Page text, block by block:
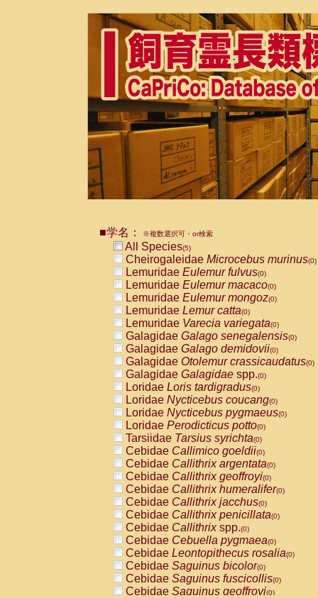
■学名： ※複数選択可・or検索
All Species(5)
Cheirogaleidae Microcebus murinus(0)
Lemuridae Eulemur fulvus(0)
Lemuridae Eulemur macaco(0)
Lemuridae Eulemur mongoz(0)
Lemuridae Lemur catta(0)
Lemuridae Varecia variegata(0)
Galagidae Galago senegalensis(0)
Galagidae Galago demidovii(0)
Galagidae Otolemur crassicaudatus(0)
Galagidae Galagidae spp.(0)
Loridae Loris tardigradus(0)
Loridae Nycticebus coucang(0)
Loridae Nycticebus pygmaeus(0)
Loridae Perodicticus potto(0)
Tarsiidae Tarsius syrichta(0)
Cebidae Callimico goeldii(0)
Cebidae Callithrix argentata(0)
Cebidae Callithrix geoffroyi(0)
Cebidae Callithrix humeralifer(0)
Cebidae Callithrix jacchus(0)
Cebidae Callithrix penicillata(0)
Cebidae Callithrixspp.(0)
Cebidae Cebuella pygmaea(0)
Cebidae Leontopithecus rosalia(0)
Cebidae Saguinus bicolor(0)
Cebidae Saguinus fuscicollis(0)
Cebidae Saguinus geoffroyi(0)